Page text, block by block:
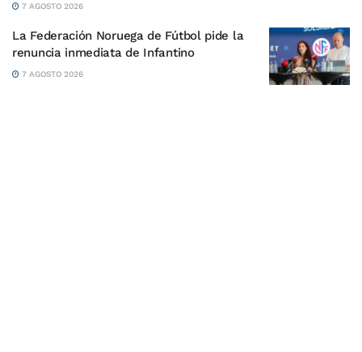
7 AGOSTO 2026
La Federación Noruega de Fútbol pide la
renuncia inmediata de Infantino
7 AGOSTO 2026